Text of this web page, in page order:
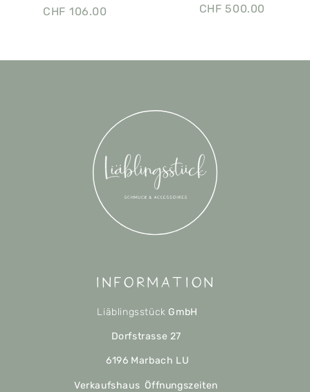
CHF 106.00
CHF 500.00
Information
Liäblingsstück GmbH
Dorfstrasse 27
6196 Marbach LU
Verkaufshaus Öffnungszeiten